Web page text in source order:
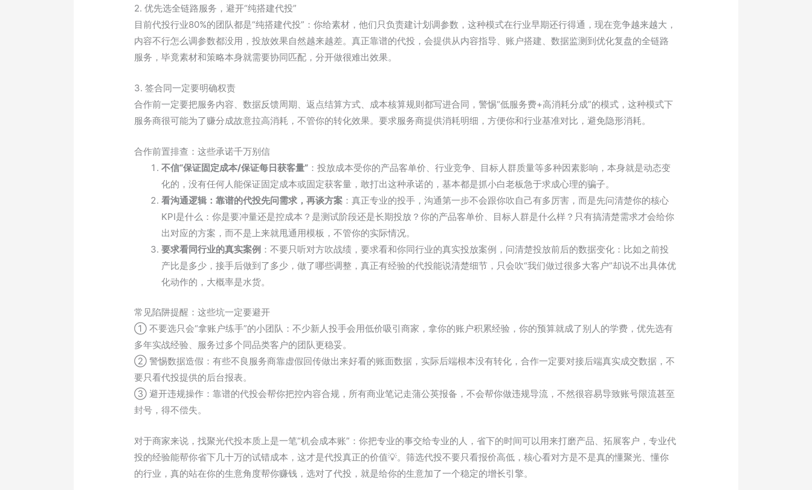
2. 优先选全链路服务，避开“纯搭建代投”
目前代投行业80%的团队都是“纯搭建代投”：你给素材，他们只负责建计划调参数，这种模式在行业早期还行得通，现在竞争越来越大，
内容不行怎么调参数都没用，投放效果自然越来越差。真正靠谱的代投，会提供从内容指导、账户搭建、数据监测到优化复盘的全链路
服务，毕竟素材和策略本身就需要协同匹配，分开做很难出效果。
3. 签合同一定要明确权责
合作前一定要把服务内容、数据反馈周期、返点结算方式、成本核算规则都写进合同，警惕“低服务费+高消耗分成”的模式，这种模式下
服务商很可能为了赚分成故意拉高消耗，不管你的转化效果。要求服务商提供消耗明细，方便你和行业基准对比，避免隐形消耗。
合作前置排查：这些承诺千万别信
不信“保证固定成本/保证每日获客量” ：投放成本受你的产品客单价、行业竞争、目标人群质量等多种因素影响，本身就是动态变
化的，没有任何人能保证固定成本或固定获客量，敢打出这种承诺的，基本都是抓小白老板急于求成心理的骗子。
看沟通逻辑：靠谱的代投先问需求，再谈方案 ：真正专业的投手，沟通第一步不会跟你吹自己有多厉害，而是先问清楚你的核心
KPI是什么：你是要冲量还是控成本？是测试阶段还是长期投放？你的产品客单价、目标人群是什么样？只有搞清楚需求才会给你
出对应的方案，而不是上来就甩通用模板，不管你的实际情况。
要求看同行业的真实案例 ：不要只听对方吹战绩，要求看和你同行业的真实投放案例，问清楚投放前后的数据变化：比如之前投
产比是多少，接手后做到了多少，做了哪些调整，真正有经验的代投能说清楚细节，只会吹“我们做过很多大客户”却说不出具体优
化动作的，大概率是水货。
常见陷阱提醒：这些坑一定要避开
① 不要选只会“拿账户练手”的小团队：不少新人投手会用低价吸引商家，拿你的账户积累经验，你的预算就成了别人的学费，优先选有
多年实战经验、服务过多个同品类客户的团队更稳妥。
② 警惕数据造假：有些不良服务商靠虚假回传做出来好看的账面数据，实际后端根本没有转化，合作一定要对接后端真实成交数据，不
要只看代投提供的后台报表。
③ 避开违规操作：靠谱的代投会帮你把控内容合规，所有商业笔记走蒲公英报备，不会帮你做违规导流，不然很容易导致账号限流甚至
封号，得不偿失。
对于商家来说，找聚光代投本质上是一笔“机会成本账”：你把专业的事交给专业的人，省下的时间可以用来打磨产品、拓展客户，专业代
投的经验能帮你省下几十万的试错成本，这才是代投真正的价值💡。筛选代投不要只看报价高低，核心看对方是不是真的懂聚光、懂你
的行业，真的站在你的生意角度帮你赚钱，选对了代投，就是给你的生意加了一个稳定的增长引擎。